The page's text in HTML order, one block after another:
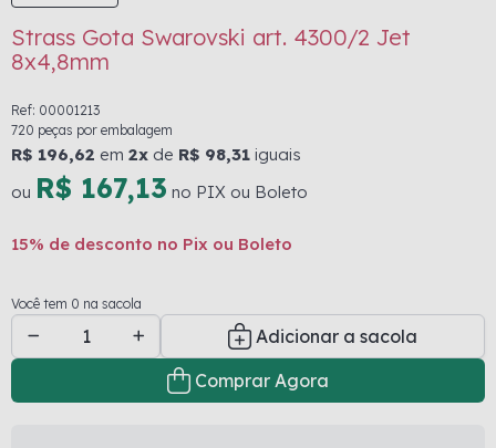
Strass Gota Swarovski art. 4300/2 Jet
8x4,8mm
Ref: 00001213
720 peças por embalagem
R$ 196,62 em 2x de R$ 98,31 iguais
ou R$ 167,13 no PIX ou Boleto
15% de desconto no Pix ou Boleto
Você tem 0 na sacola
Adicionar a sacola
Comprar Agora